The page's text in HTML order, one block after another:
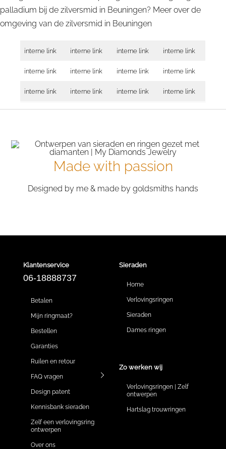
palladium bij de zilversmid in Beuningen? Meer over de
omgeving van de zilversmid in Beuningen
interne link interne link interne link interne link
interne link interne link interne link interne link
interne link interne link interne link interne link
Made with passion
Designed by me & made by goldsmiths hands
Klantenservice
06-18888737
Betalen
Mijn ringmaat?
Bestellen
Garanties
Ruilen en retour
FAQ vragen
Design patent
Kennisbank sieraden
Zelf een verlovingsring
ontwerpen
Over ons
Sieraden
Home
Verlovingsringen
Sieraden
Dames ringen
Zo werken wij
Verlovingsringen | Zelf
ontwerpen
Hartslag trouwringen